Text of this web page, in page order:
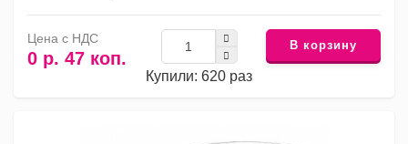
Цена с НДС
0 р. 47 коп.
Купили: 620 раз
В корзину